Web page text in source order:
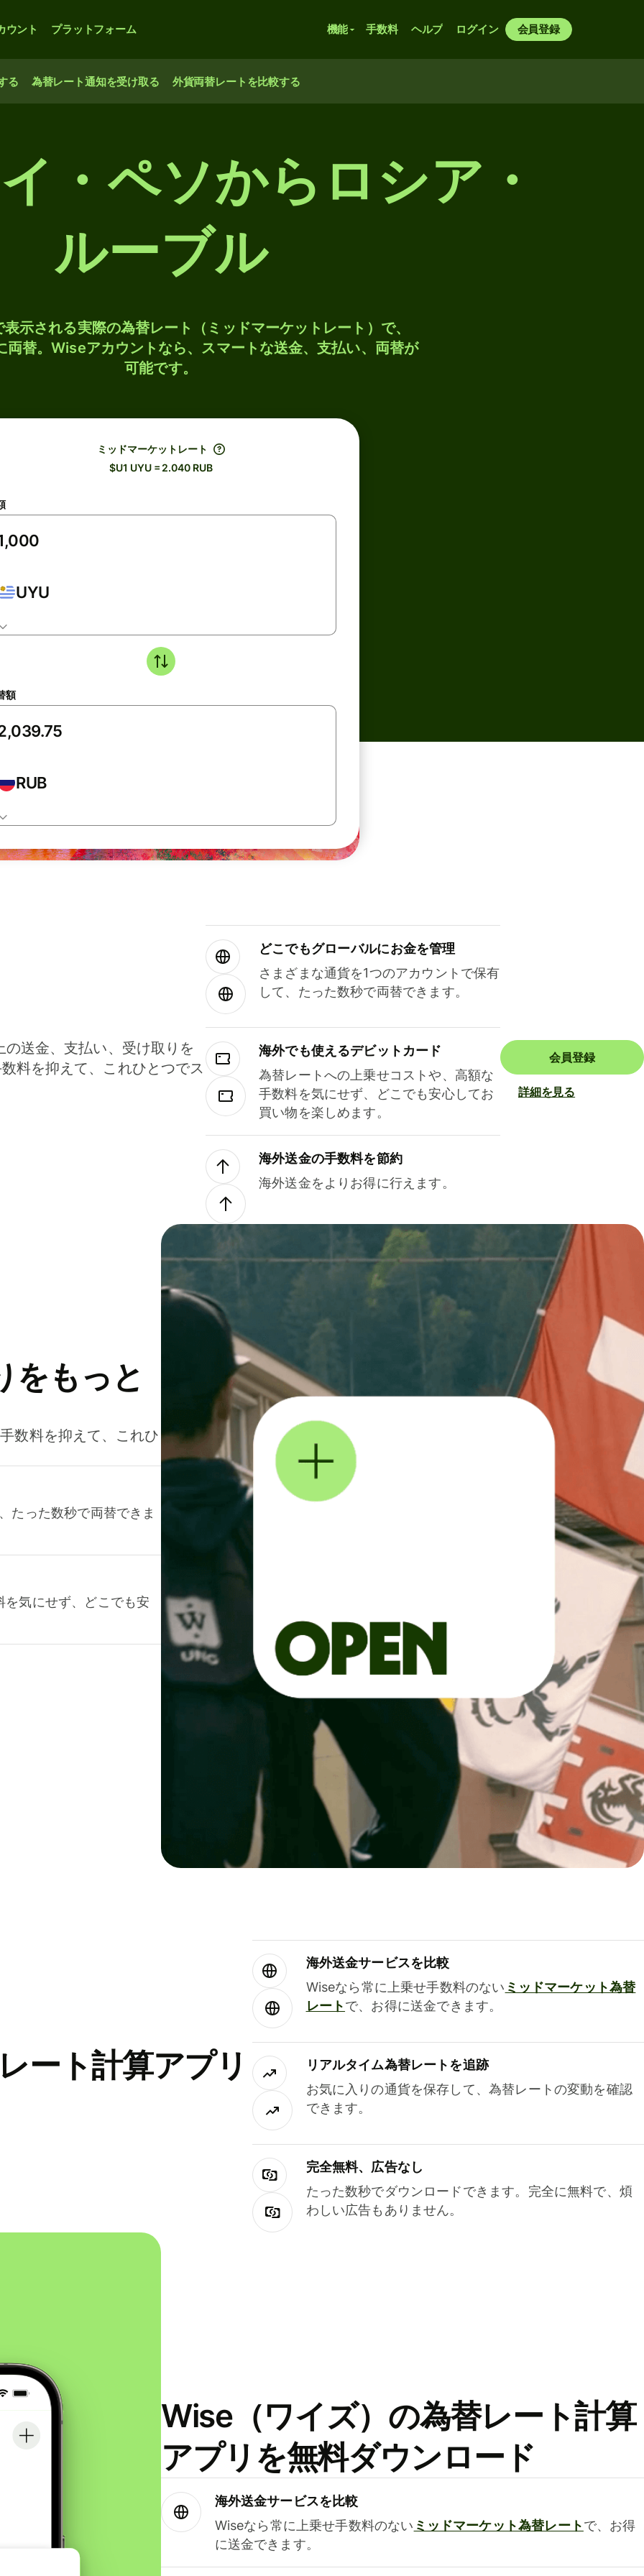
ウント プラットフォーム 機能 手数料 ヘルプ ログイン 会員登録
る 為替レート通知を受け取る 外貨両替レートを比較する
・ペソからロシア・
ルーブル
示される実際の為替レート（ミッドマーケットレート）で、
両替。Wiseアカウントなら、スマートな送金、支払い、両替が
可能です。
ミッドマーケットレート
$U1 UYU = 2.040 RUB
UYU
額
RUB
送金、支払い、受け取りを
料を抑えて、これひとつでス
どこでもグ⁠ロ⁠ー⁠バ⁠ルにお金を管理
さまざまな通貨を1つのアカウントで保有
して、たった数秒で両替できます。
海外でも使えるデビットカード
為替レートへの上乗せコストや、高額な
手数料を気にせず、どこでも安心してお
買い物を楽しめます。
海外送金の手数料を節約
海外送金をよりお得に行えます。
会員登録
詳細を見る
をもっと
数料を抑えて、これひ
たった数秒で両替できま
気にせず、どこでも安
ート計算アプリ
海外送金サービスを比較
Wiseなら常に上乗せ手数料のない ミッドマーケット為替
レートで、お得に送金できます。
リアルタイム為替レートを追跡
お気に入りの通貨を保存して、為替レートの変動を確認
できます。
完全無料、広告なし
たった数秒でダウンロードできます。完全に無料で、煩
わしい広告もありません。
Wise（ワイズ）の為替レート計算
アプリを無料ダウンロード
海外送金サービスを比較
Wiseなら常に上乗せ手数料のない ミッドマーケット為替レートで、お得
に送金できます。